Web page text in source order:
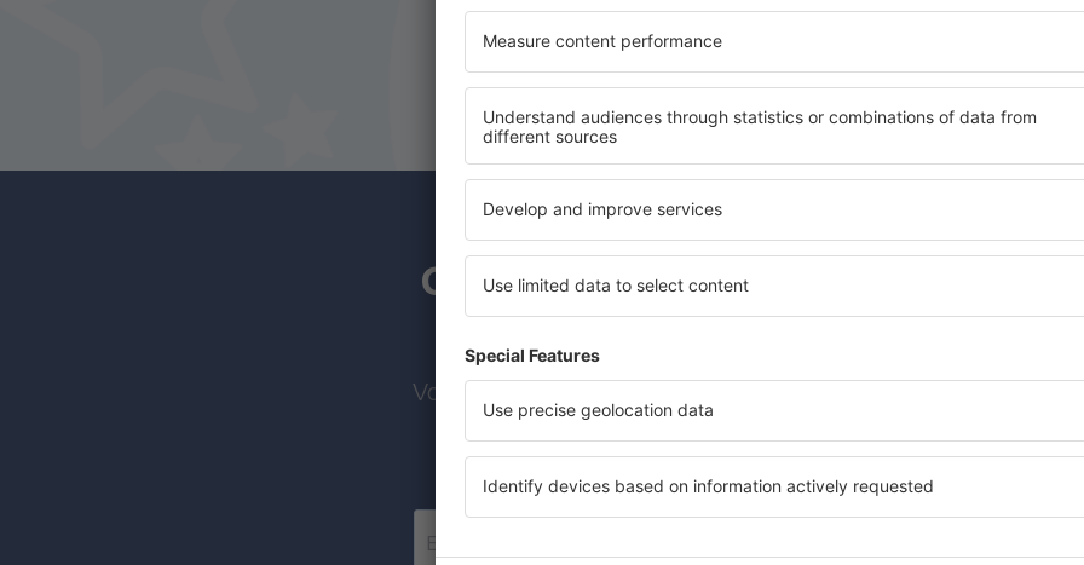
Reserve Voo+Hotel na
Confira
Os assinantes da newsletter
por menos
Voos baratos, city breaks, férias – receba ofertas únicas de
Enviamos apenas as melhores, palavra de